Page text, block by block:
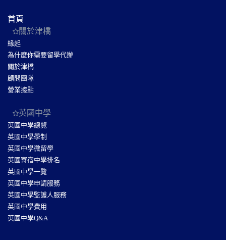
首頁
關於津橋
緣起
為什麼你需要留學代辦
關於津橋
顧問團隊
營業據點
英國中學
英國中學總覽
英國中學學制
英國中學微留學
英國寄宿中學排名
英國中學一覽
英國中學申請服務
英國中學監護人服務
英國中學費用
英國中學Q&A